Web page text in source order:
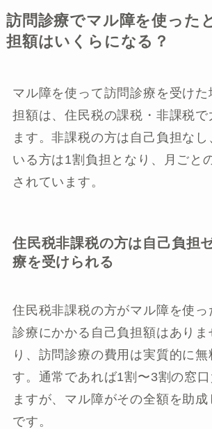
訪問診療でマル障を使った
担額はいくらになる？
マル障を使って訪問診療を受けた
担額は、住民税の課税・非課税で
ます。非課税の方は自己負担なし
いる方は1割負担となり、月ごと
されています。
住民税非課税の方は自己負担
療を受けられる
住民税非課税の方がマル障を使っ
診療にかかる自己負担額はありま
り、訪問診療の費用は実質的に無
す。通常であれば1割〜3割の窓
ますが、マル障がその全額を助
です。